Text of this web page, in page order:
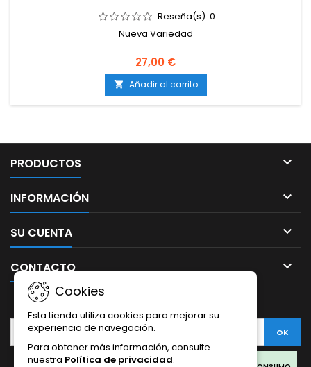
Reseña(s): 0
Nueva Variedad
27,00 €
 Añadir al carrito
PRODUCTOS 
INFORMACIÓN 
SU CUENTA 
CONTACTO 
Cookies
Esta tienda utiliza cookies para mejorar su
experiencia de navegación.
Para obtener más información, consulte
nuestra Política de privacidad.